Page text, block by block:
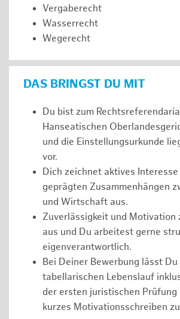
Vergaberecht
Wasserrecht
Wegerecht
DAS BRINGST DU MIT
Du bist zum
Hanseatischen
und die Einstellungsurkunde
vor.
Dich zeichnet aktives
geprägten Zusammenhängen
und Wirtschaft aus.
Zuverlässigkeit und Motivation
aus und Du arbeitest gerne
eigenverantwortlich.
Bei Deiner Bewerbung lässt Du
tabellarischen Lebenslauf
der ersten juristischen Prüfung
kurzes Motivationsschreiben